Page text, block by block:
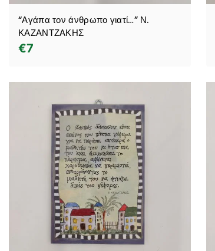
“Αγάπα τον άνθρωπο γιατί…” Ν.
ΚΑΖΑΝΤΖΑΚΗΣ
€7